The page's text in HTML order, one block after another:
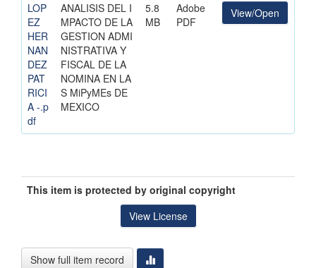
LOP
EZ
HER
NAN
DEZ
PAT
RICI
A -.p
df
ANALISIS DEL I
MPACTO DE LA
GESTION ADMI
NISTRATIVA Y
FISCAL DE LA
NOMINA EN LA
S MiPyMEs DE
MEXICO
5.8
MB
Adobe
PDF
View/Open
This item is protected by original copyright
View License
Show full item record